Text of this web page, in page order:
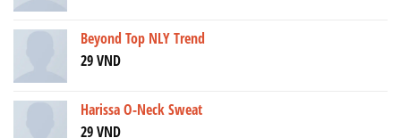
Beyond Top NLY Trend
29VND
Harissa O-Neck Sweat
29VND